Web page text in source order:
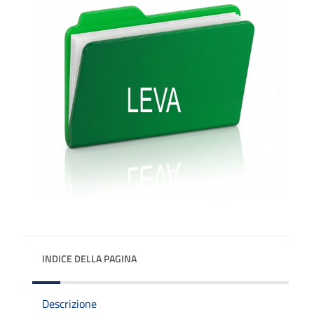
INDICE DELLA PAGINA
Descrizione